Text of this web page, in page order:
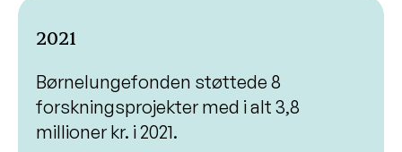
2021
Børnelungefonden støttede 8
forskningsprojekter med i alt 3,8
millioner kr. i 2021.